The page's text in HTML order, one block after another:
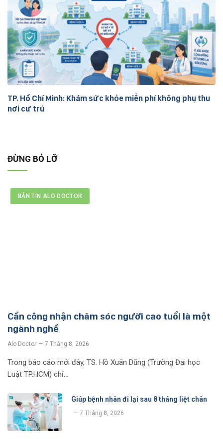
TP. Hồ Chí Minh: Khám sức khỏe miễn phí không phụ thu
nơi cư trú
ĐỪNG BỎ LỠ
BẢN TIN ALO DOCTOR
Cần công nhận chăm sóc người cao tuổi là một
ngành nghề
Alo Doctor 7 Tháng 8, 2026
Trong báo cáo mới đây, TS. Hồ Xuân Dũng (Trường Đại học
Luật TP.HCM) chỉ…
Giúp bệnh nhân đi lại sau 8 tháng liệt chân
7 Tháng 8, 2026